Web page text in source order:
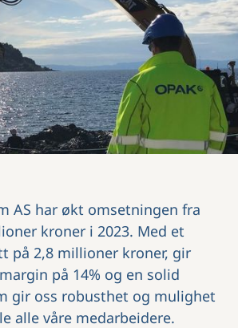
AS har økt omsetningen fra
kroner i 2023. Med et
på 2,8 millioner kroner, gir
på 14% og en solid
gir oss robusthet og mulighet
alle våre medarbeidere.